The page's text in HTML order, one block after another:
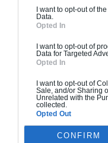
I want to opt-out of
Data.
Opted In
I want to opt-out of
Data for Targeted
Opted In
I want to opt-out of
Sale, and/or Sharing
Unrelated with the
collected.
Opted Out
CONFIRM
de construire. Des
qui impliquent un
supérieure à 150 m²,
architecte pour vos